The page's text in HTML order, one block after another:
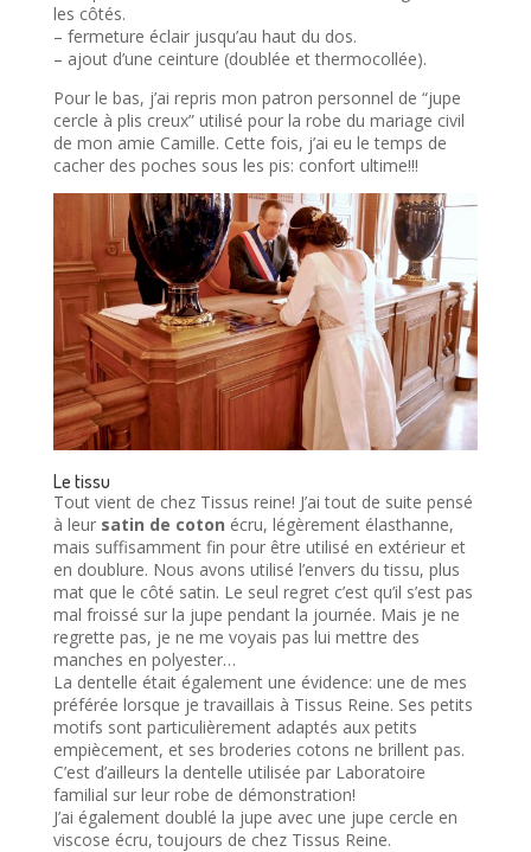
les côtés.
– fermeture éclair jusqu’au haut du dos.
– ajout d’une ceinture (doublée et thermocollée).
Pour le bas, j’ai repris mon patron personnel de “jupe
cercle à plis creux” utilisé pour la robe du mariage civil
de mon amie Camille. Cette fois, j’ai eu le temps de
cacher des poches sous les pis: confort ultime!!!
Le tissu
Tout vient de chez Tissus reine! J’ai tout de suite pensé
à leur satin de coton écru, légèrement élasthanne,
mais suffisamment fin pour être utilisé en extérieur et
en doublure. Nous avons utilisé l’envers du tissu, plus
mat que le côté satin. Le seul regret c’est qu’il s’est pas
mal froissé sur la jupe pendant la journée. Mais je ne
regrette pas, je ne me voyais pas lui mettre des
manches en polyester…
La dentelle était également une évidence: une de mes
préférée lorsque je travaillais à Tissus Reine. Ses petits
motifs sont particulièrement adaptés aux petits
empiècement, et ses broderies cotons ne brillent pas.
C’est d’ailleurs la dentelle utilisée par Laboratoire
familial sur leur robe de démonstration!
J’ai également doublé la jupe avec une jupe cercle en
viscose écru, toujours de chez Tissus Reine.